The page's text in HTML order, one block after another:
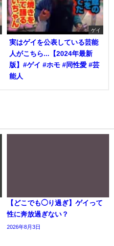
ゲイ
実はゲイを公表している芸能
人がこちら...【2024年最新
版】#ゲイ #ホモ #同性愛 #芸
能人
【どこでも◯り過ぎ】ゲイって
性に奔放過ぎない？
2026年8月3日